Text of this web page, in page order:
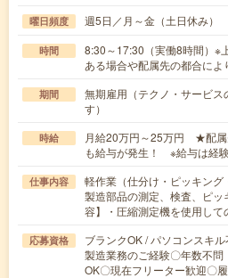
曜日頻度 週5日／月～金（土日休み）
時間
8:30～17:30（実働8時間）※
ある場合や配属先の都合に
期間
無期雇用（テクノ・サービス
す）
時給
月給20万円～25万円 ★配属
も給与が発生！ ※給与は経
仕事内容
軽作業（仕分け・ピッキング
製造部品の測定、検査、ピ
容】・圧縮測定機を使用し
応募資格
ブランクOK / パソコンスキ
製造業務のご経験〇年数不
OK〇現在フリーター歓迎〇